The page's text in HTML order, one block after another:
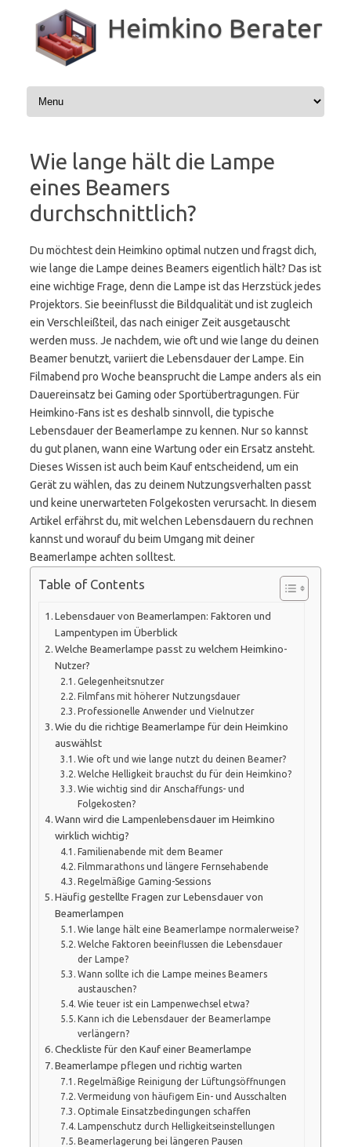
springen
Heimkino Berater
Wie lange hält die Lampe
eines Beamers
durchschnittlich?
Du möchtest dein Heimkino optimal nutzen und fragst dich,
wie lange die Lampe deines Beamers eigentlich hält? Das ist
eine wichtige Frage, denn die Lampe ist das Herzstück jedes
Projektors. Sie beeinflusst die Bildqualität und ist zugleich
ein Verschleißteil, das nach einiger Zeit ausgetauscht
werden muss. Je nachdem, wie oft und wie lange du deinen
Beamer benutzt, variiert die Lebensdauer der Lampe. Ein
Filmabend pro Woche beansprucht die Lampe anders als ein
Dauereinsatz bei Gaming oder Sportübertragungen. Für
Heimkino-Fans ist es deshalb sinnvoll, die typische
Lebensdauer der Beamerlampe zu kennen. Nur so kannst
du gut planen, wann eine Wartung oder ein Ersatz ansteht.
Dieses Wissen ist auch beim Kauf entscheidend, um ein
Gerät zu wählen, das zu deinem Nutzungsverhalten passt
und keine unerwarteten Folgekosten verursacht. In diesem
Artikel erfährst du, mit welchen Lebensdauern du rechnen
kannst und worauf du beim Umgang mit deiner
Beamerlampe achten solltest.
Table of Contents
Lebensdauer von Beamerlampen: Faktoren und
Lampentypen im Überblick
Welche Beamerlampe passt zu welchem Heimkino-
Nutzer?
Gelegenheitsnutzer
Filmfans mit höherer Nutzungsdauer
Professionelle Anwender und Vielnutzer
Wie du die richtige Beamerlampe für dein Heimkino
auswählst
Wie oft und wie lange nutzt du deinen Beamer?
Welche Helligkeit brauchst du für dein Heimkino?
Wie wichtig sind dir Anschaffungs- und
Folgekosten?
Wann wird die Lampenlebensdauer im Heimkino
wirklich wichtig?
Familienabende mit dem Beamer
Filmmarathons und längere Fernsehabende
Regelmäßige Gaming-Sessions
Häufig gestellte Fragen zur Lebensdauer von
Beamerlampen
Wie lange hält eine Beamerlampe normalerweise?
Welche Faktoren beeinflussen die Lebensdauer
der Lampe?
Wann sollte ich die Lampe meines Beamers
austauschen?
Wie teuer ist ein Lampenwechsel etwa?
Kann ich die Lebensdauer der Beamerlampe
verlängern?
Checkliste für den Kauf einer Beamerlampe
Beamerlampe pflegen und richtig warten
Regelmäßige Reinigung der Lüftungsöffnungen
Vermeidung von häufigem Ein- und Ausschalten
Optimale Einsatzbedingungen schaffen
Lampenschutz durch Helligkeitseinstellungen
Beamerlagerung bei längeren Pausen